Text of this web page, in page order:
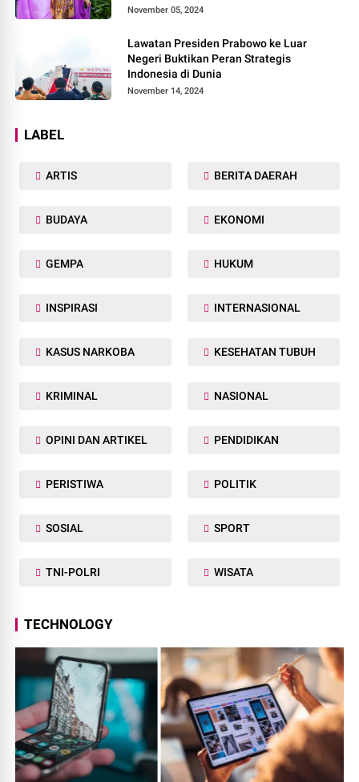
2024, di Pemilihan Mrs Worldwide 2024
November 05, 2024
Lawatan Presiden Prabowo ke Luar
Negeri Buktikan Peran Strategis
Indonesia di Dunia
November 14, 2024
LABEL
ARTIS BERITA DAERAH
BUDAYA EKONOMI
GEMPA HUKUM
INSPIRASI INTERNASIONAL
KASUS NARKOBA KESEHATAN TUBUH
KRIMINAL NASIONAL
OPINI DAN ARTIKEL PENDIDIKAN
PERISTIWA POLITIK
SOSIAL SPORT
TNI-POLRI WISATA
TECHNOLOGY